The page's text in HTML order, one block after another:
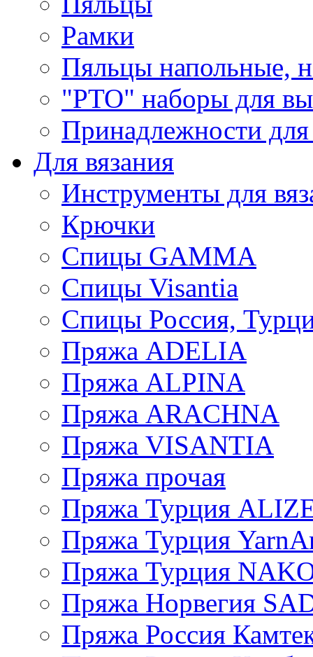
Рамки
Пяльцы напольные,
"РТО" наборы для
Принадлежности
Для вязания
Инструменты для
Крючки
Спицы GAMMA
Спицы Visantia
Спицы Россия,
Пряжа ADELIA
Пряжа ALPINA
Пряжа ARACHNA
Пряжа VISANTIA
Пряжа прочая
Пряжа Турция
Пряжа Турция
Пряжа Турция
Пряжа Норвегия
Пряжа Россия